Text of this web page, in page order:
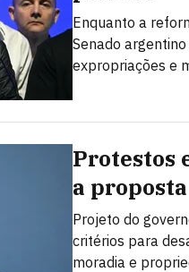
Enquanto a
Senado
expropriações e
Protestos
a
Projeto do
critérios para
moradia e